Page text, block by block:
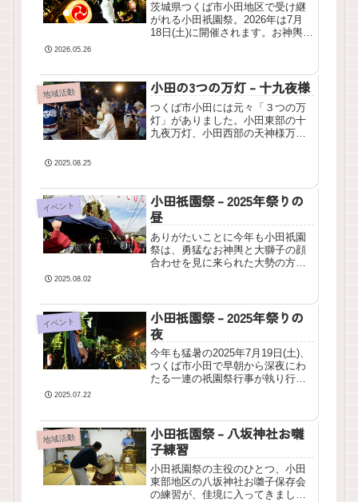
茨城県つくば市小田地区で受け継
がれる小田祇園祭。2026年は7月
18日(土)に開催されます。お神輿や
2026.05.26
地域活動 小田の3つの万灯 – 十九夜様
つくば市小田には元々「３つの万
灯」がありました。小田東部の十
九夜万灯、小田西部の天神様万
の方々により、2024年に囃子込
み...
2025.08.25
イベント
小田祇園祭 – 2025年祭りの
昼
ありがたいことに今年も小田祇園
祭は、勇猛なお神輿と大獅子の顔
合わせを見に来られた大勢の方々
かと思います。でもこの祭りには
もう一つ、脈々と受け継がれて
い...
2025.08.02
イベント
小田祇園祭 – 2025年祭りの
夜
今年も猛暑の2025年7月19日(土)、
つくば市小田で早朝から深夜にわ
たる一連の祇園祭行事が執り行わ
をお楽しみにしてください。)大獅
子とお神輿の顔合...
2025.07.22
地域活動
小田祇園祭 – 八坂神社お囃
子練習
小田祇園祭の主役のひとつ、小田
東部地区の八坂神社お囃子保存会
の練習が、佳境に入ってきまし